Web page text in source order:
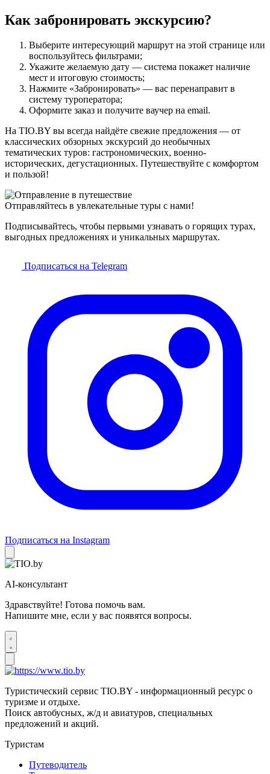
Как забронировать экскурсию?
Выберите интересующий маршрут на этой странице или
воспользуйтесь фильтрами;
Укажите желаемую дату — система покажет наличие
мест и итоговую стоимость;
Нажмите «Забронировать» — вас перенаправит в
систему туроператора;
Оформите заказ и получите ваучер на email.
На TIO.BY вы всегда найдёте свежие предложения — от
классических обзорных экскурсий до необычных
тематических туров: гастрономических, военно-
исторических, дегустационных. Путешествуйте с комфортом
и пользой!
Отправляйтесь в увлекательные туры с нами!
Подписывайтесь, чтобы первыми узнавать о горящих турах,
выгодных предложениях и уникальных маршрутах.
Подписаться на Telegram
Подписаться на Instagram
AI-консультант
Здравствуйте! Готова помочь вам.
Напишите мне, если у вас появятся вопросы.
Туристический сервис TIO.BY - информационный ресурс о
туризме и отдыхе.
Поиск автобусных, ж/д и авиатуров, специальных
предложений и акций.
Туристам
Путеводитель